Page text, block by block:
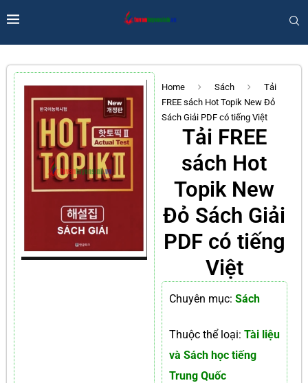
Home Sách
Tải
FREE sách Hot Topik New Đỏ
Sách Giải PDF có tiếng Việt
Tải FREE
sách Hot
Topik New
Đỏ Sách Giải
PDF có tiếng
Việt
Chuyên mục: Sách
Thuộc thể loại: Tài liệu
và Sách học tiếng
Trung Quốc